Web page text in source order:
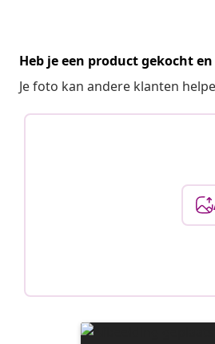
Heb je een product gekocht
Je foto kan andere klanten